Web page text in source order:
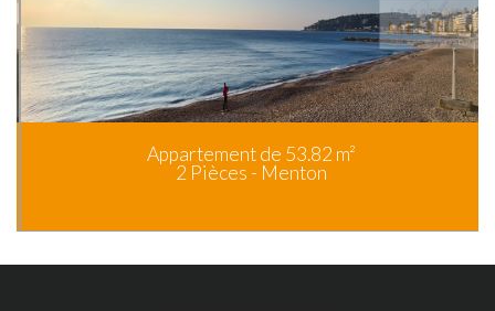
Appartement de 53.82 m²
2 Pièces - Menton